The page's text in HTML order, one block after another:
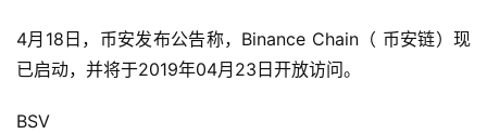
4月18日，币安发布公告称，Binance Chain（ 币安链）现
已启动，并将于2019年04月23日开放访问。
BSV